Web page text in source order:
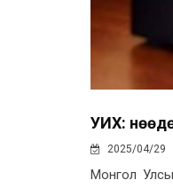
УИХ:
2025/04/29
Монгол